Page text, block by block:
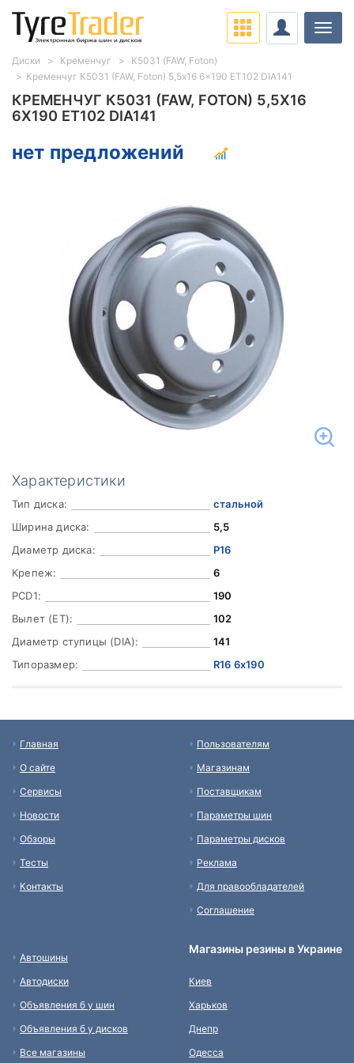
КРЕМЕНЧУГ К5031 (FAW, FOTON) 5,5X16
6X190 ET102 DIA141
нет предложений
Характеристики
Тип диска:
стальной
Ширина диска:
5,5
Диаметр диска:
Р16
Крепеж:
6
PCD1:
190
Вылет (ET):
102
Диаметр ступицы (DIA):
141
Типоразмер:
R16 6x190
Диски Кременчуг
К5031 (FAW, Foton)
Кременчуг К5031 (FAW, Foton) 5,5x16 6x190 ET102 DIA141
Главная
О сайте
Сервисы
Новости
Обзоры
Тесты
Контакты
Пользователям
Магазинам
Поставщикам
Параметры шин
Параметры дисков
Реклама
Для правообладателей
Соглашение
Автошины
Автодиски
Объявления б у шин
Объявления б у дисков
Все магазины
Магазины резины в Украине
Киев
Харьков
Днепр
Одесса